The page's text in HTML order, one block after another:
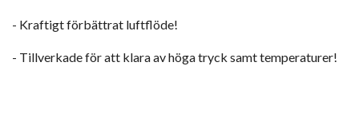
- Kraftigt förbättrat luftflöde!
- Tillverkade för att klara av höga tryck samt temperaturer!